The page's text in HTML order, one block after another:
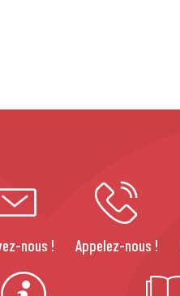
nous ! Appelez-nous !